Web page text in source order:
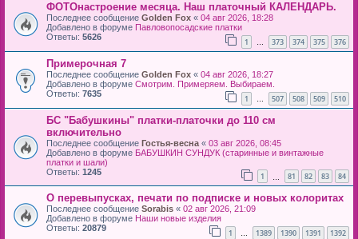
ФОТОнастроение месяца. Наш платочный КАЛЕНДАРЬ.
Последнее сообщение Golden Fox « 04 авг 2026, 18:28
Добавлено в форуме Павловопосадские платки
Ответы: 5626 1 … 373 374 375 376
Примерочная 7
Последнее сообщение Golden Fox « 04 авг 2026, 18:27
Добавлено в форуме Смотрим. Примеряем. Выбираем.
Ответы: 7635 1 507 508 509 510
БС "Бабушкины" платки-платочки до 110 см
включительно
Последнее сообщение Гостья-весна « 03 авг 2026, 08:45
Добавлено в форуме БАБУШКИН СУНДУК (старинные и винтажные
платки и шали)
Ответы: 1245 1 81 82 83 84
О перевыпусках, печати по подписке и новых колоритах
Последнее сообщение Sorabis « 02 авг 2026, 21:09
Добавлено в форуме Наши новые изделия
Ответы: 20879 1 … 1389 1390 1391 1392